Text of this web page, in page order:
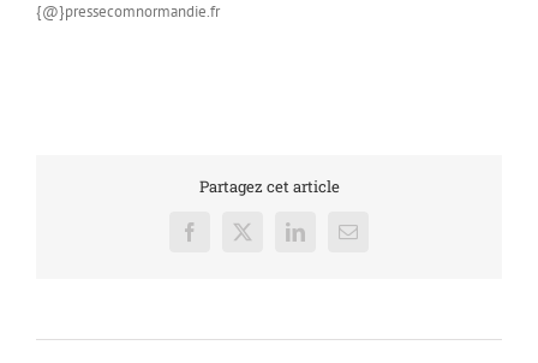
{@}pressecomnormandie.fr
Partagez cet article
Facebook
X LinkedInEmail